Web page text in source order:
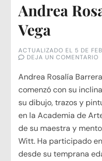
Andrea
Vega
ACTUALIZADO EL 5 DE
DEJA UN COMENTARIO
Andrea Rosalía
comenzó con su
su dibujo, trazos y
en la Academia de
de su maestra y
Witt. Ha participado
desde su temprana